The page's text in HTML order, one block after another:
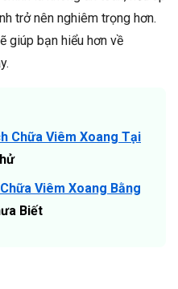
trở nên nghiêm trọng hơn.
giúp bạn hiểu hơn về
Chữa Viêm Xoang Tại
Viêm Xoang Bằng
Biết